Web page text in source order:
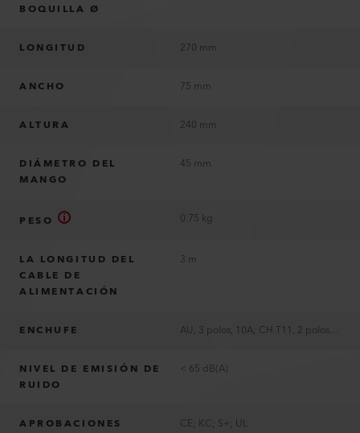
BOQUILLA Ø
LONGITUD 270 mm
ANCHO 75 mm
ALTURA 240 mm
DIÁMETRO DEL
MANGO
45 mm
PESO 0.75 kg
LA LONGITUD DEL
CABLE DE
ALIMENTACIÓN
3 m
ENCHUFE
NIVEL DE EMISIÓN DE
RUIDO
< 65 dB(A)
APROBACIONES CE; KC; S+; UL